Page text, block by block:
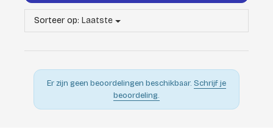
Sorteer op: Laatste
Er zijn geen beoordelingen beschikbaar. Schrijf je
beoordeling.